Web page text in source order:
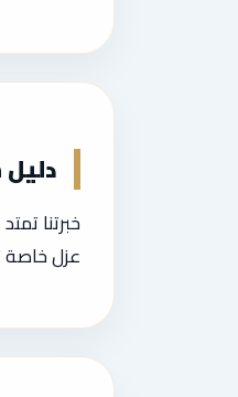
خبرتنا
عزل خاصة